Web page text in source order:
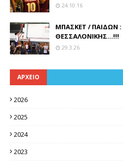
24.10.16
ΜΠΑΣΚΕΤ / ΠΑΙΔΩΝ
ΘΕΣΣΑΛΟΝΙΚΗΣ...!!!
29.3.26
ΑΡΧΕΙΟ
2026
2025
2024
2023